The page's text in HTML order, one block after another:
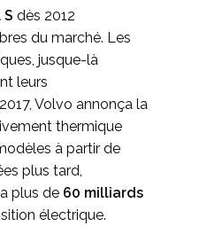
dès 2012
du marché. Les
jusque-là
leurs
Volvo annonça la
thermique
à partir de
plus tard,
plus de 60 milliards
électrique.